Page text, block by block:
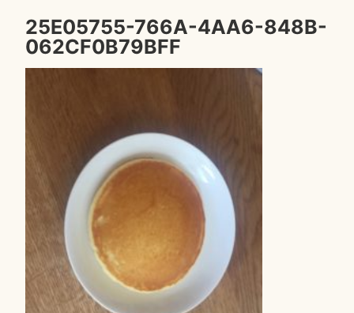
25E05755-766A-4AA6-848B-
062CF0B79BFF
2
0
4
月